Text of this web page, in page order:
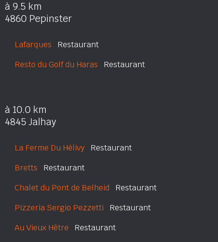
à 9.5 km
4860 Pepinster
Lafarques Restaurant
Resto du Golf du Haras Restaurant
à 10.0 km
4845 Jalhay
La Ferme Du Hélivy Restaurant
Bretts Restaurant
Chalet du Pont de Belheid Restaurant
Pizzeria Sergio Pezzetti Restaurant
Au Vieux Hêtre Restaurant